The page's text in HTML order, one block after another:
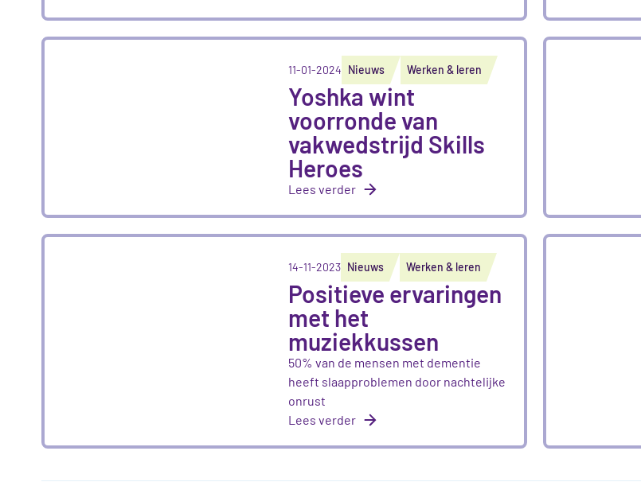
Yoshka wint
voorronde van
vakwedstrijd Skills
Heroes
11-01-2024 Nieuws Werken & leren
Lees verder
Positieve ervaringen
met het
muziekkussen
50% van de mensen met dementie
heeft slaapproblemen door nachtelijke
onrust
14-11-2023 Nieuws Werken & leren
Lees verder